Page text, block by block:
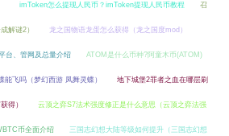
imToken怎么提现人民币？imToken提现人民币教程 召
解谜2） 龙之国物语龙蛋怎么获得（龙之国度mod）
台、管网及总量介绍 ATOM是什么币种?阿童木币(ATOM)
能飞吗（梦幻西游 凤舞灵蝶） 地下城堡2罪者之血在哪层刷
得） 云顶之弈S7法术强度修正是什么意思（云顶之弈法强
币全面介绍 三国志幻想大陆等级如何提升（三国志幻想